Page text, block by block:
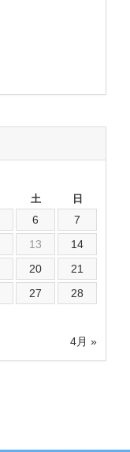
土 日
4月 »
6
7
13
14
20
21
27
28